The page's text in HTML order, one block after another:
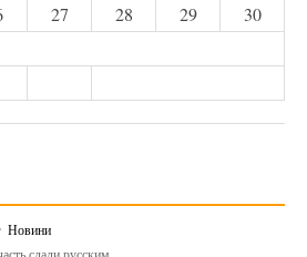
27 28 29
30
Новини
сдали русским